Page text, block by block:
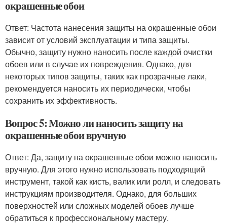
окрашенные обои
Ответ: Частота нанесения защиты на окрашенные обои
зависит от условий эксплуатации и типа защиты.
Обычно, защиту нужно наносить после каждой очистки
обоев или в случае их повреждения. Однако, для
некоторых типов защиты, таких как прозрачные лаки,
рекомендуется наносить их периодически, чтобы
сохранить их эффективность.
Вопрос 5: Можно ли наносить защиту на
окрашенные обои вручную
Ответ: Да, защиту на окрашенные обои можно наносить
вручную. Для этого нужно использовать подходящий
инструмент, такой как кисть, валик или ролл, и следовать
инструкциям производителя. Однако, для больших
поверхностей или сложных моделей обоев лучше
обратиться к профессиональному мастеру.